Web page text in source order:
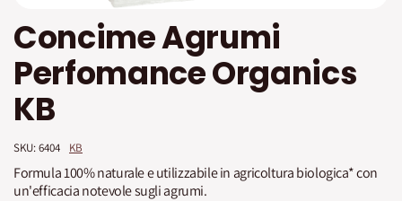
all'inizio
della
galleria
di
immagini
Concime Agrumi
Perfomance Organics
KB
SKU: 6404 KB
Formula 100% naturale e utilizzabile in agricoltura biologica* con
un'efficacia notevole sugli agrumi.